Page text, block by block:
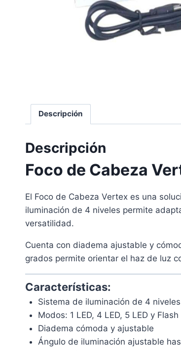
Descripción
Descripción
Foco de Cabeza
El Foco de Cabeza Vertex es una
iluminación de 4 niveles permite
versatilidad.
Cuenta con diadema ajustable y
grados permite orientar el haz de luz
Características:
Sistema de iluminación de 4 niveles
Modos: 1 LED, 4 LED, 5 LED y Flash
Diadema cómoda y ajustable
Ángulo de iluminación ajustable